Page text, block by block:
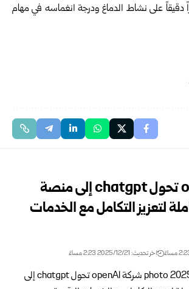
دقيقاً على نشاط الدماغ ودرجة انغماسه في مهام
شركة openAl تحول chatgpt إلى منصة
لتعزيز التكامل مع الخدمات
اخر تحديث: 2025/12/21 2:23 مساءً